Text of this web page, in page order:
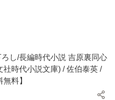
ろし/長編時代小説 吉原裏同心
時代小説文庫) / 佐伯泰英 /
料】